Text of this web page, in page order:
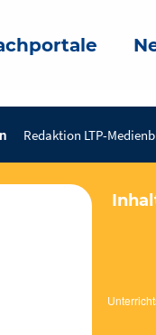
Redaktion LTP-